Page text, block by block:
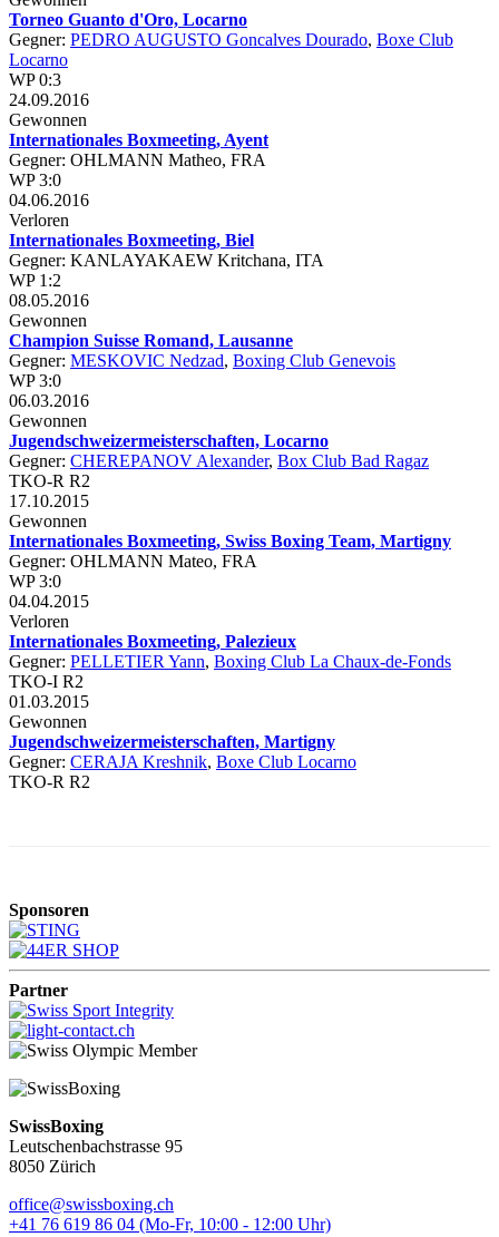
Torneo Guanto d'Oro, Locarno
Gegner: PEDRO AUGUSTO Goncalves Dourado, Boxe Club
Locarno
WP 0:3
24.09.2016
Gewonnen
Internationales Boxmeeting, Ayent
Gegner: OHLMANN Matheo, FRA
WP 3:0
04.06.2016
Verloren
Internationales Boxmeeting, Biel
Gegner: KANLAYAKAEW Kritchana, ITA
WP 1:2
08.05.2016
Gewonnen
Champion Suisse Romand, Lausanne
Gegner: MESKOVIC Nedzad, Boxing Club Genevois
WP 3:0
06.03.2016
Gewonnen
Jugendschweizermeisterschaften, Locarno
Gegner: CHEREPANOV Alexander, Box Club Bad Ragaz
TKO-R R2
17.10.2015
Gewonnen
Internationales Boxmeeting, Swiss Boxing Team, Martigny
Gegner: OHLMANN Mateo, FRA
WP 3:0
04.04.2015
Verloren
Internationales Boxmeeting, Palezieux
Gegner: PELLETIER Yann, Boxing Club La Chaux-de-Fonds
TKO-I R2
01.03.2015
Gewonnen
Jugendschweizermeisterschaften, Martigny
Gegner: CERAJA Kreshnik, Boxe Club Locarno
TKO-R R2
Sponsoren
Partner
SwissBoxing
Leutschenbachstrasse 95
8050 Zürich
office@swissboxing.ch
+41 76 619 86 04 (Mo-Fr, 10:00 - 12:00 Uhr)